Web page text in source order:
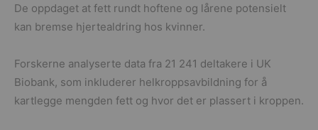
De oppdaget at fett rundt hoftene og lårene potensielt
kan bremse hjertealdring hos kvinner.
Forskerne analyserte data fra 21 241 deltakere i UK
Biobank, som inkluderer helkroppsavbildning for å
kartlegge mengden fett og hvor det er plassert i kroppen.